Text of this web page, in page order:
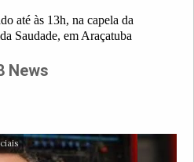
até às 13h, na capela da
Saudade, em Araçatuba
News